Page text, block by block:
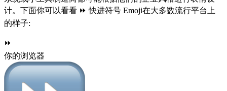
计。下面你可以看看 ⏩ 快进符号 Emoji在大多数流行平台上
的样子:
⏩
你的浏览器